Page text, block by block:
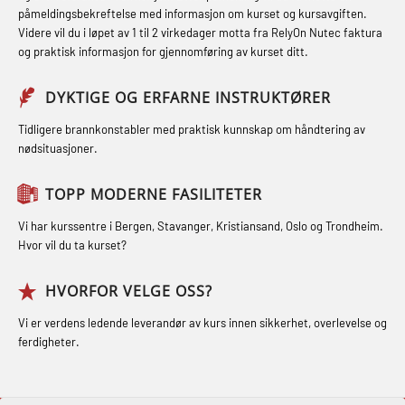
Førstehjelp grunnkurs (OFABLE101)
GOC sertifikat grunnleggende
GOC sertifikat repetisjon (GMDSS)
(MRC102)
oljearbeidere (OBS1055)
GWO: BST – Offshore (Blended with
Adaptive e-learning + practical)
(RBSBLE018)
GWO: BST – Offshore (Blended: e-
learning practical) (RBSBLE001)
STCW Kombi Oppdatering Offiserer
og Medisinsk Behandling med
Webinar (MBS1341)
STCW Oppdatering for offiserer 24 t
(MBS114)
STCW Medisinsk førstehjelp (MFA1081)
STCW Medisinsk førstehjelp
oppdatering (MBSBLE025)
STCW Oppdatering Medisinsk
Påbygging fra Offshore Norge til
Røykdykking industrivern –
repetisjon (LFI105)
Sikkerhetskurs for ansatte på
oppdrettsanlegg (LBS100)
Ulykkesgransking – Webinar (LSP103)
(LFI100)
påmeldingsbekreftelse med informasjon om kurset og kursavgiften.
Videre vil du i løpet av 1 til 2 virkedager motta fra RelyOn Nutec faktura
og praktisk informasjon for gjennomføring av kurset ditt.
DYKTIGE OG ERFARNE INSTRUKTØRER
Tidligere brannkonstabler med praktisk kunnskap om håndtering av
nødsituasjoner.
TOPP MODERNE FASILITETER
Vi har kurssentre i Bergen, Stavanger, Kristiansand, Oslo og Trondheim.
Hvor vil du ta kurset?
HVORFOR VELGE OSS?
Vi er verdens ledende leverandør av kurs innen sikkerhet, overlevelse og
ferdigheter.